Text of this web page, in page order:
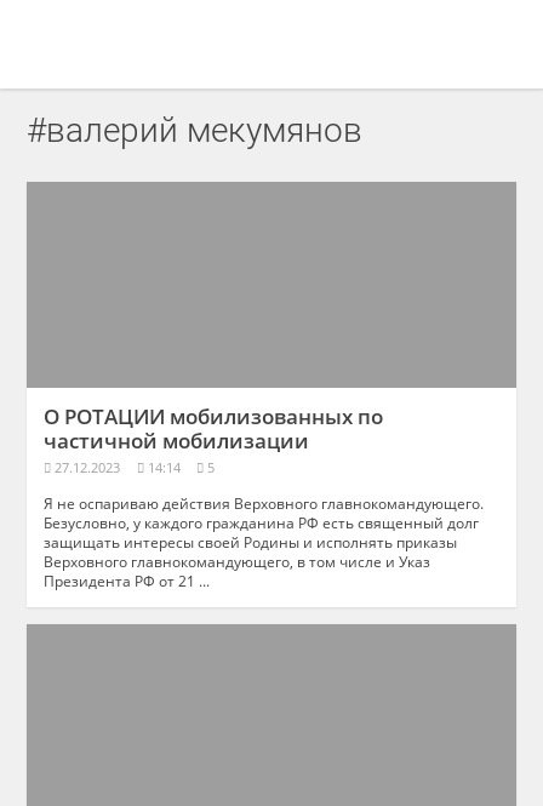
#валерий мекумянов
О РОТАЦИИ мобилизованных по
частичной мобилизации
27.12.2023 14:14 5
Я не оспариваю действия Верховного главнокомандующего.
Безусловно, у каждого гражданина РФ есть священный долг
защищать интересы своей Родины и исполнять приказы
Верховного главнокомандующего, в том числе и Указ
Президента РФ от 21 ...